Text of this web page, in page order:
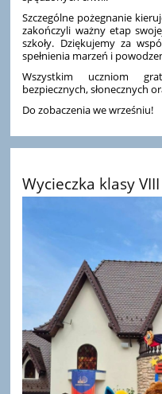
Szczególne pożegnanie
zakończyli ważny etap
szkoły. Dziękujemy za
spełnienia marzeń i
Wszystkim uczniom
bezpiecznych, słonecznych
Do zobaczenia we wrześniu!
Wycieczka klasy